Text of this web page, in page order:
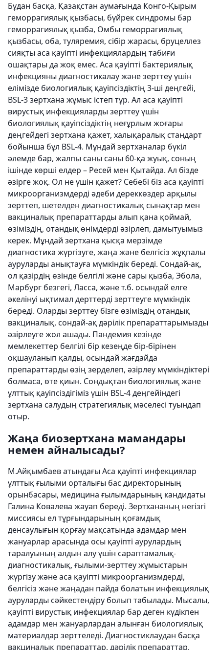
Бұдан басқа, Қазақстан аумағында Конго-Қырым
геморрагиялық қызбасы, бүйрек синдромы бар
геморрагиялық қызба, Омбы геморрагиялық
қызбасы, оба, туляремия, сібір жарасы, бруцеллез
сияқты аса қауіпті инфекциялардың табиғи
ошақтары да жоқ емес. Аса қауіпті бактериялық
инфекцияны диагностикалау және зерттеу үшін
елімізде биологиялық қауіпсіздіктің 3-ші деңгейі,
BSL-3 зертхана жұмыс істеп тұр. Ал аса қауіпті
вирустық инфекцияларды зерттеу үшін
биологиялық қауіпсіздіктің неғұрлым жоғары
деңгейдегі зертхана қажет, халықаралық стандарт
бойынша бұл BSL-4. Мұндай зертханалар бүкіл
әлемде бар, жалпы саны саны 60-қа жуық, соның
ішінде көрші елдер – Ресей мен Қытайда. Ал бізде
әзірге жоқ. Ол не үшін қажет? Себебі біз аса қауіпті
микроорганизмдерді әдеби дереккөздер арқылы
зерттеп, шетелден диагностикалық сынақтар мен
вакциналық препараттарды алып қана қоймай,
өзіміздің, отандық өнімдерді әзірлеп, дамытуымыз
керек. Мұндай зертхана қысқа мерзімде
диагностика жүргізуге, жаңа және белгісіз жұқпалы
ауруларды анықтауға мүмкіндік береді. Сондай-ақ,
ол қазірдің өзінде белгілі және сары қызба, Эбола,
Марбург безгегі, Ласса, және т.б. осындай елге
әкелінуі ықтимал дерттерді зерттеуге мүмкіндік
береді. Оларды зерттеу бізге өзіміздің отандық
вакциналық, сондай-ақ дәрілік препараттарымызды
әзірлеуге жол ашады. Пандемия кезінде
мемлекеттер белгілі бір кезеңде бір-бірінен
оқшауланып қалды, осындай жағдайда
препараттарды өзің зерделеп, әзірлеу мүмкіндіктері
болмаса, өте қиын. Сондықтан биологиялық және
ұлттық қауіпсіздігіміз үшін BSL-4 деңгейіндегі
зертхана салудың стратегиялық мәселесі туындап
отыр.
Жаңа биозертхана мамандары
немен айналысады?
М.Айқымбаев атындағы Аса қауіпті инфекциялар
ұлттық ғылыми орталығы бас директорының
орынбасары, медицина ғылымдарының кандидаты
Галина Ковалева жауап береді. Зертхананың негізгі
миссиясы ел тұрғындарының қоғамдық
денсаулығын қорғау мақсатында адамдар мен
жануарлар арасында осы қауіпті аурулардың
таралуының алдын алу үшін сараптамалық-
диагностикалық, ғылыми-зерттеу жұмыстарын
жүргізу және аса қауіпті микроорганизмдерді,
белгісіз және жаңадан пайда болатын инфекциялық
ауруларды сәйкестендіру болып табылады. Мысалы,
қауіпті вирустық инфекциялар бар деген күдікпен
адамдар мен жануарлардан алынған биологиялық
материалдар зерттеледі. Диагностиклаудан басқа
вакциналық препараттар, дәрілік препараттар,